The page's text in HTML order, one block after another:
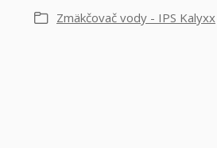
Zmäkčovač vody - IPS Kalyxx